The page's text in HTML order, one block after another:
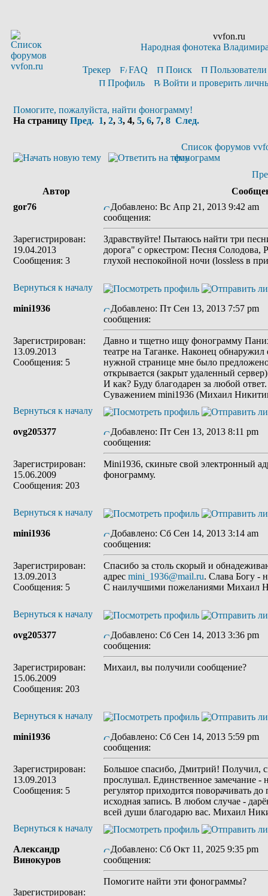
vvfon.ru
Народная фонотека
Трекер FAQ Поиск
Пользователи
Профиль
Войти и проверить
Помогите, пожалуйста, найти фонограмму!
На страницу Пред. 1, 2, 3, 4, 5, 6, 7, 8 След.
Список форумов
фонограмм
Автор
gor76
Зарегистрирован:
19.04.2013
Сообщения: 3
Добавлено: Вс Апр 21, 2013 9:42 am
сообщения:
Здравствуйте! Пытаюсь найти три
дорога" с оркестром: Песня Солодова,
глухой неспокойной ночи (lossless в
Вернуться к началу
mini1936
Зарегистрирован:
13.09.2013
Сообщения: 5
Добавлено: Пт Сен 13, 2013 7:57 pm
сообщения:
Давно и тщетно ищу фонограмму
театре на Таганке. Наконец
нужной странице мне было
открывается (закрыт удаленный
И как? Буду благодарен за любой ответ.
Суважением mini1936 (Михаил
Вернуться к началу
ovg205377
Зарегистрирован:
15.06.2009
Сообщения: 203
Добавлено: Пт Сен 13, 2013 8:11 pm
сообщения:
Mini1936, скиньте свой электронный
фонограмму.
Вернуться к началу
mini1936
Зарегистрирован:
13.09.2013
Сообщения: 5
Добавлено: Сб Сен 14, 2013 3:14 am
сообщения:
Спасибо за столь скорый и
адрес mini_1936@mail.ru. Слава Богу -
С наилучшими пожеланиями Михаил
Вернуться к началу
ovg205377
Зарегистрирован:
15.06.2009
Сообщения: 203
Добавлено: Сб Сен 14, 2013 3:36 pm
сообщения:
Михаил, вы получили сообщение?
Вернуться к началу
mini1936
Зарегистрирован:
13.09.2013
Сообщения: 5
Добавлено: Сб Сен 14, 2013 5:59 pm
сообщения:
Большое спасибо, Дмитрий! Получил,
прослушал. Единственное замечание -
регулятор приходится поворачивать
исходная запись. В любом случае -
всей души благодарю вас. Михаил
Вернуться к началу
Александр
Винокуров
Зарегистрирован:
Добавлено: Сб Окт 11, 2025 9:35 pm
сообщения:
Помогите найти эти фонограммы?